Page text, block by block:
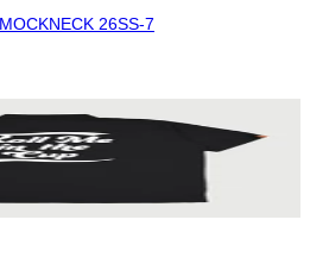
26SS-7